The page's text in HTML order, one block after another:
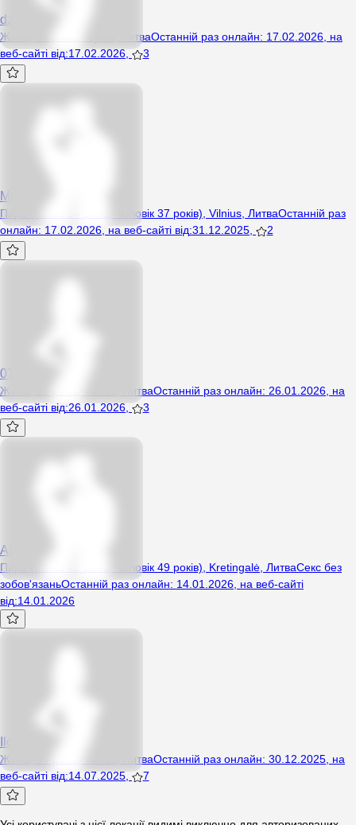
dzidulis
Жінка, 50 років, Alytus, ЛитваОстанній раз онлайн: 17.02.2026 на
веб-сайті від:17.02.2026 3
Mrmiss
Пара (Жінка 34 років, Чоловік 37 років), Vilnius, ЛитваОстанній раз
онлайн: 17.02.2026, на веб-сайті від:31.12.2025, 2
07040681158
Жінка, 26 років, Vilnius, ЛитваОстанній раз онлайн: 26.01.2026 на
веб-сайті від:26.01.2026 3
Andzej234
Пара (Жінка 42 років, Чоловік 49 років), Kretingalė, ЛитваСекс без
зобов'язаньОстанній раз онлайн: 14.01.2026 на веб-сайті
від:14.01.2026
IlonaNijole
Жінка, 54 років, Vilnius, ЛитваОстанній раз онлайн: 30.12.2025 на
веб-сайті від:14.07.2025 7